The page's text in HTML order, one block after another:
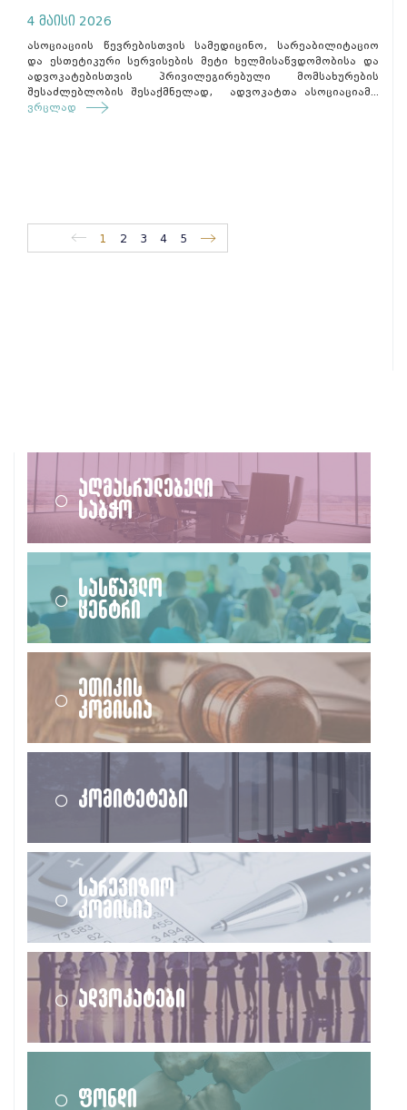
4 მაისი 2026
ასოციაციის წევრებისთვის სამედიცინო, სარეაბილიტაციო
და ესთეტიკური სერვისების მეტი ხელმისაწვდომობისა და
ადვოკატებისთვის პრივილეგირებული მომსახურების
შესაძლებლობის შესაქმნელად, ადვოკატთა ასოციაციამ...
ვრცლად
1 2 3 4 5
აღმასრულებელი
საბჭო
სასწავლო
ცენტრი
ეთიკის
კომისია
კომიტეტები
სარევიზიო
კომისია
ადვოკატები
ფონდი